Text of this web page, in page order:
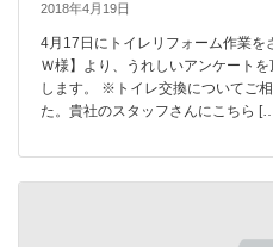
2018年4月19日
4月17日にトイレリフォーム作業を
Ｗ様】より、うれしいアンケート
します。 ※トイレ交換についてご
た。貴社のスタッフさんにこちら